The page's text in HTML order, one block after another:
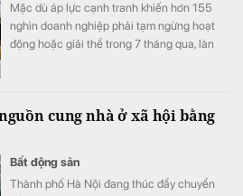
Mặc dù áp lực cạnh tranh khiến hơn 155
nghìn doanh nghiệp phải tạm ngừng hoạt
động hoặc giải thể trong 7 tháng qua, làn
với cùng kỳ năm trước.
cung nhà ở xã hội bằng
Bất động sản
Thành phố Hà Nội đang thúc đẩy chuyển